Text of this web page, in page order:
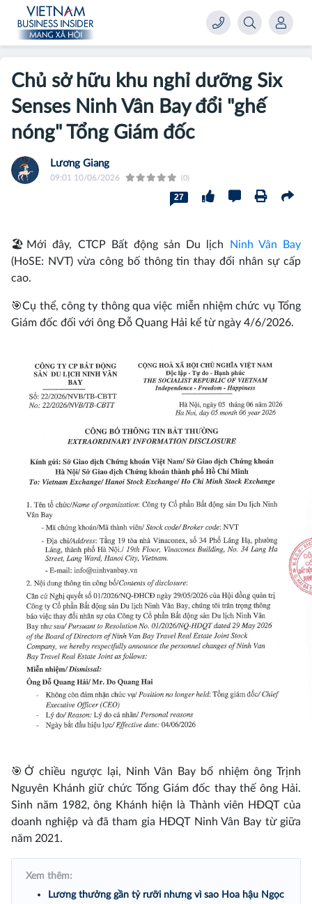
Chủ sở hữu khu nghỉ dưỡng Six
Senses Ninh Vân Bay đổi "ghế
nóng" Tổng Giám đốc
Lương Giang
09:01 10/06/2026 (0)
27
🏖️Mới đây, CTCP Bất động sản Du lịch
Ninh Vân Bay
(HoSE: NVT) vừa công bố thông tin thay đổi nhân sự cấp
cao.
🎯Cụ thể, công ty thông qua việc miễn nhiệm chức vụ Tổng
Giám đốc đối với ông Đỗ Quang Hải kể từ ngày 4/6/2026.
🎯Ở chiều ngược lại, Ninh Vân Bay bổ nhiệm ông Trịnh
Nguyên Khánh giữ chức Tổng Giám đốc thay thế ông Hải.
Sinh năm 1982, ông Khánh hiện là Thành viên HĐQT của
doanh nghiệp và đã tham gia HĐQT Ninh Vân Bay từ giữa
năm 2021.
Xem thêm:
Lương thưởng gần tỷ rưỡi nhưng vì sao Hoa hậu Ngọc